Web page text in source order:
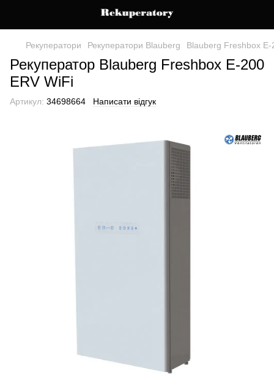
Рекуператори Рекуператори Blauberg Blauberg Freshbox E-
Рекуператор Blauberg Freshbox E-200
ERV WiFi
Артикул: 34698664 Написати відгук